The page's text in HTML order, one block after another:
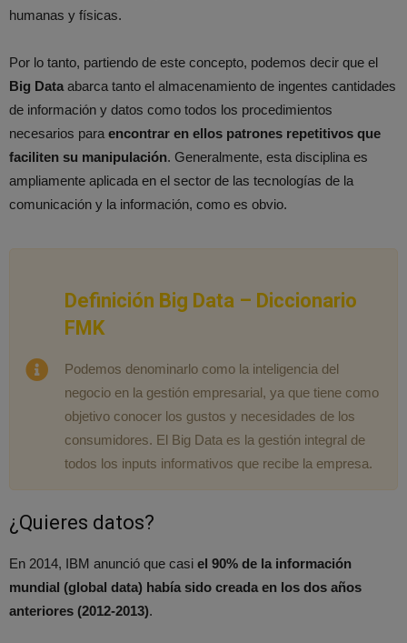
humanas y físicas.
Por lo tanto, partiendo de este concepto, podemos decir que el
Big Data abarca tanto el almacenamiento de ingentes cantidades
de información y datos como todos los procedimientos
necesarios para encontrar en ellos patrones repetitivos que
faciliten su manipulación. Generalmente, esta disciplina es
ampliamente aplicada en el sector de las tecnologías de la
comunicación y la información, como es obvio.
Definición Big Data – Diccionario
FMK
Podemos denominarlo como la inteligencia del
negocio en la gestión empresarial, ya que tiene como
objetivo conocer los gustos y necesidades de los
consumidores. El Big Data es la gestión integral de
todos los inputs informativos que recibe la empresa.
¿Quieres datos?
En 2014, IBM anunció que casi el 90% de la información
mundial (global data) había sido creada en los dos años
anteriores (2012-2013).